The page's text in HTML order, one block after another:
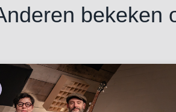
bekeken